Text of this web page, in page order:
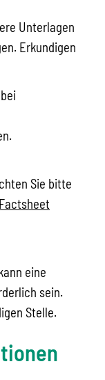
Unterlagen
Erkundigen
Sie bitte
Factsheet
eine
sein.
Stelle.